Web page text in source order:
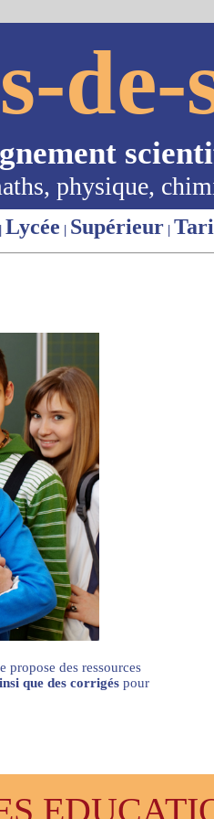
de-
physique,
| Lycée | Supérieur |
propose des ressources
que des corrigés pour